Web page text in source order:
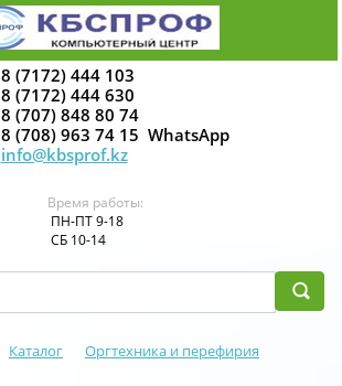
8 (7172) 444 103
8 (7172) 444 630
8 (707) 848 80 74
8 (708) 963 74 15 WhatsApp
info@kbsprof.kz
Время работы:
ПН-ПТ 9-18
СБ 10-14
Каталог
Оргтехника и перефирия